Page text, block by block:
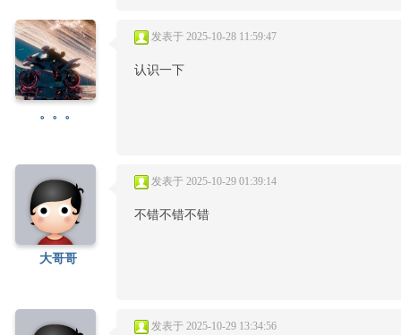
。。。
发表于 2025-10-28 11:59:47
认识一下
大哥哥
发表于 2025-10-29 01:39:14
不错不错不错
发表于 2025-10-29 13:34:56